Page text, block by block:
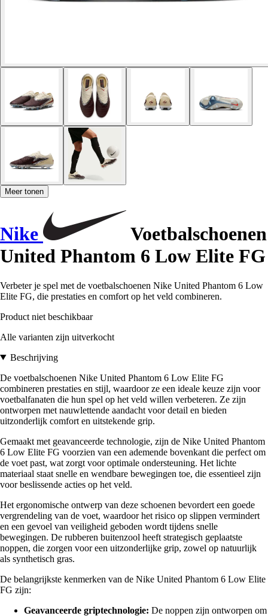
Meer tonen
Nike
Voetbalschoenen
United Phantom 6 Low Elite FG
Verbeter je spel met de voetbalschoenen Nike United Phantom 6 Low
Elite FG, die prestaties en comfort op het veld combineren.
Product niet beschikbaar
Alle varianten zijn uitverkocht
Beschrijving
De voetbalschoenen Nike United Phantom 6 Low Elite FG
combineren prestaties en stijl, waardoor ze een ideale keuze zijn voor
voetbalfanaten die hun spel op het veld willen verbeteren. Ze zijn
ontworpen met nauwlettende aandacht voor detail en bieden
uitzonderlijk comfort en uitstekende grip.
Gemaakt met geavanceerde technologie, zijn de Nike United Phantom
6 Low Elite FG voorzien van een ademende bovenkant die perfect om
de voet past, wat zorgt voor optimale ondersteuning. Het lichte
materiaal staat snelle en wendbare bewegingen toe, die essentieel zijn
voor beslissende acties op het veld.
Het ergonomische ontwerp van deze schoenen bevordert een goede
vergrendeling van de voet, waardoor het risico op slippen vermindert
en een gevoel van veiligheid geboden wordt tijdens snelle
bewegingen. De rubberen buitenzool heeft strategisch geplaatste
noppen, die zorgen voor een uitzonderlijke grip, zowel op natuurlijk
als synthetisch gras.
De belangrijkste kenmerken van de Nike United Phantom 6 Low Elite
FG zijn:
Geavanceerde griptechnologie: De noppen zijn ontworpen om